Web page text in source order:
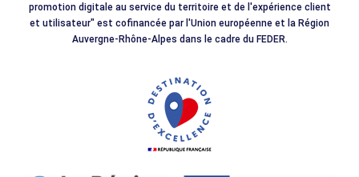
promotion digitale au service du territoire et de l'expérience client
et utilisateur" est cofinancée par l'Union européenne et la Région
Auvergne-Rhône-Alpes dans le cadre du FEDER.